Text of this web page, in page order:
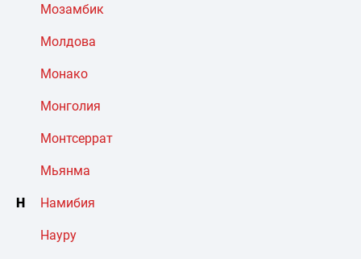
Мозамбик
Молдова
Монако
Монголия
Монтсеррат
Мьянма
Н Намибия
Науру